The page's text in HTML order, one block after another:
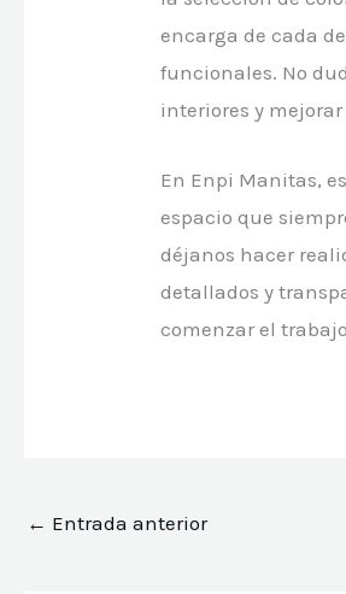
encarga de cada
funcionales. No
interiores y
En Enpi Manitas,
espacio que
déjanos hacer
detallados y
comenzar el
← Entrada anterior